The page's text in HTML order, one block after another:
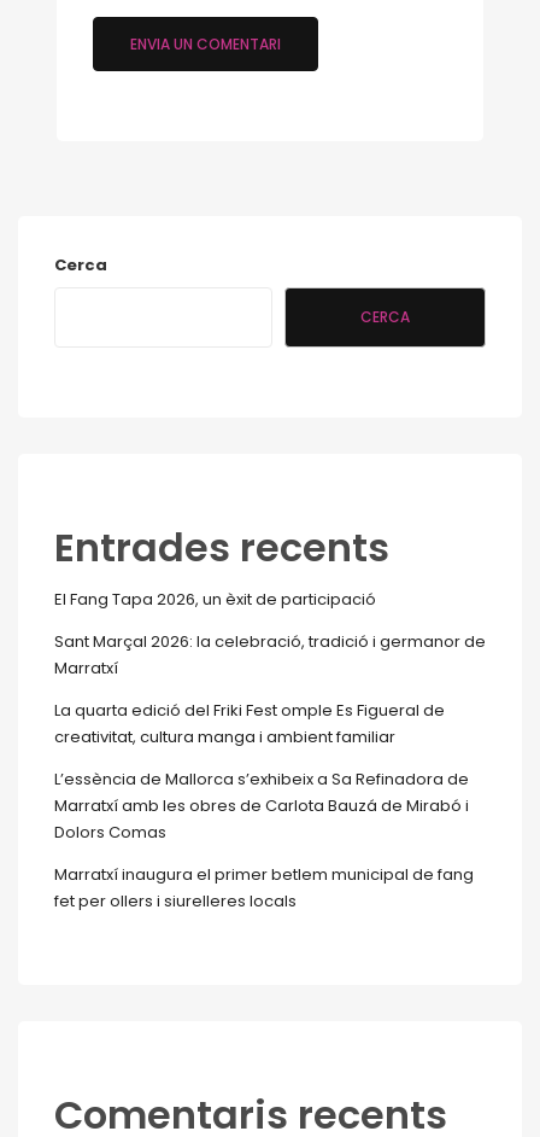
Cerca
CERCA
Entrades recents
El Fang Tapa 2026, un èxit de participació
Sant Marçal 2026: la celebració, tradició i germanor de
Marratxí
La quarta edició del Friki Fest omple Es Figueral de
creativitat, cultura manga i ambient familiar
L’essència de Mallorca s’exhibeix a Sa Refinadora de
Marratxí amb les obres de Carlota Bauzá de Mirabó i
Dolors Comas
Marratxí inaugura el primer betlem municipal de fang
fet per ollers i siurelleres locals
Comentaris recents